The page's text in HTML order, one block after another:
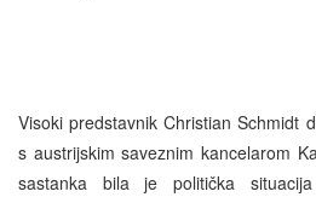
Visoki predstavnik Christian Schmidt
s austrijskim saveznim kancelarom
sastanka bila je politička